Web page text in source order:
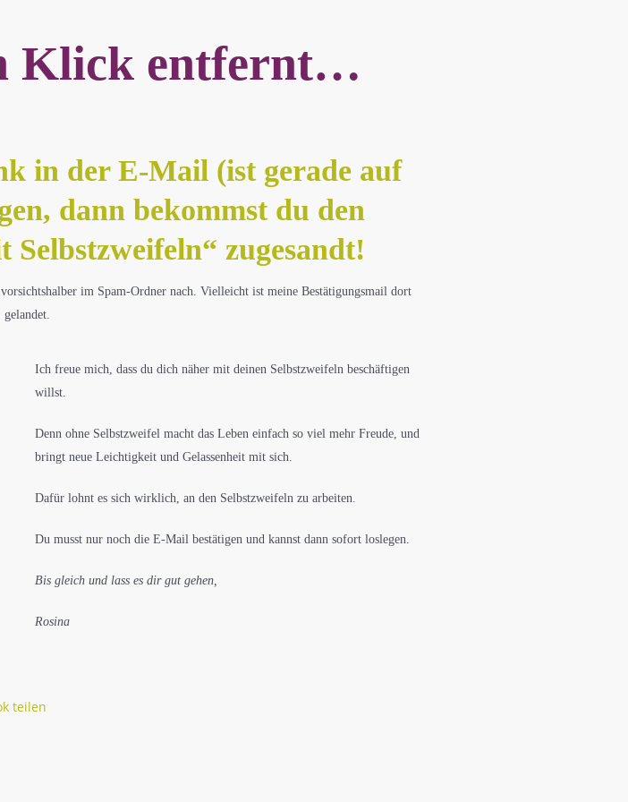
Klick entfernt…
in der E-Mail (ist gerade auf
dann bekommst du den
Selbstzweifeln“ zugesandt!
im Spam-Ordner nach. Vielleicht ist meine Bestätigungsmail dort
gelandet.
Ich freue mich, dass du dich näher mit deinen Selbstzweifeln beschäftigen
willst.
Denn ohne Selbstzweifel macht das Leben einfach so viel mehr Freude, und
bringt neue Leichtigkeit und Gelassenheit mit sich.
Dafür lohnt es sich wirklich, an den Selbstzweifeln zu arbeiten.
Du musst nur noch die E-Mail bestätigen und kannst dann sofort loslegen.
Bis gleich und lass es dir gut gehen,
Rosina
teilen